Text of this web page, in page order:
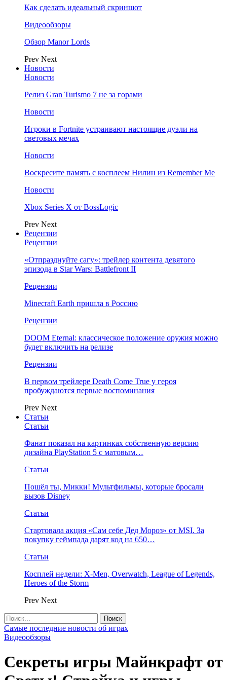
Как сделать идеальный скриншот
Видеообзоры
Обзор Manor Lords
Prev Next
Новости
Новости
Релиз Gran Turismo 7 не за горами
Новости
Игроки в Fortnite устраивают настоящие дуэли на
световых мечах
Новости
Воскресите память с косплеем Нилин из Remember Me
Новости
Xbox Series X от BossLogic
Prev Next
Рецензии
Рецензии
«Отпразднуйте сагу»: трейлер контента девятого
эпизода в Star Wars: Battlefront II
Рецензии
Minecraft Earth пришла в Россию
Рецензии
DOOM Eternal: классическое положение оружия можно
будет включить на релизе
Рецензии
В первом трейлере Death Come True у героя
пробуждаются первые воспоминания
Prev Next
Статьи
Статьи
Фанат показал на картинках собственную версию
дизайна PlayStation 5 с матовым…
Статьи
Пошёл ты, Микки! Мультфильмы, которые бросали
вызов Disney
Статьи
Стартовала акция «Сам себе Дед Мороз» от MSI. За
покупку геймпада дарят код на 650…
Статьи
Косплей недели: X-Men, Overwatch, League of Legends,
Heroes of the Storm
Prev Next
Самые последние новости об играх
Видеообзоры
Секреты игры Майнкрафт от